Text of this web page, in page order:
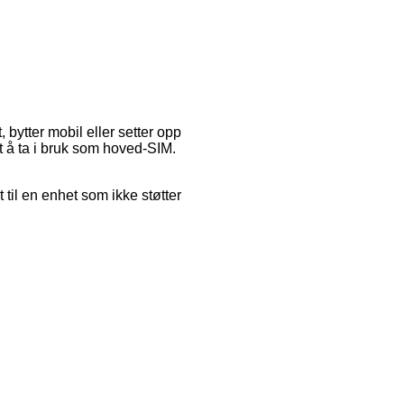
bytter mobil eller setter opp
ta i bruk som hoved-SIM.
til en enhet som ikke støtter